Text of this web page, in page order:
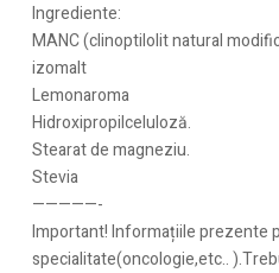
Ingrediente:
MANC (clinoptilolit natural
izomalt
Lemonaroma
Hidroxipropilceluloză.
Stearat de magneziu.
Stevia
—————-
Important! Informațiile prezente
specialitate(oncologie,etc..